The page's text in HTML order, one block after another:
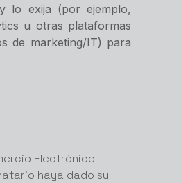
lo exija (por ejemplo,
u otras plataformas
de marketing/IT) para
Electrónico
haya dado su